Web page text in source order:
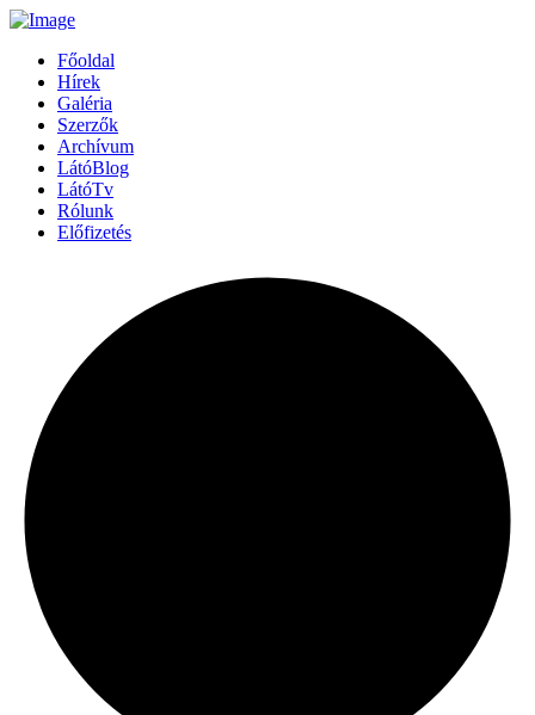
Főoldal
Hírek
Galéria
Szerzők
Archívum
LátóBlog
LátóTv
Rólunk
Előfizetés